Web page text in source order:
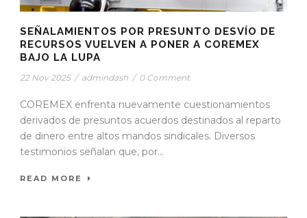
SEÑALAMIENTOS POR PRESUNTO DESVÍO DE
RECURSOS VUELVEN A PONER A COREMEX
BAJO LA LUPA
22 Nov 2025 / admindash / 0 Comment
COREMEX enfrenta nuevamente cuestionamientos
derivados de presuntos acuerdos destinados al reparto
de dinero entre altos mandos sindicales. Diversos
testimonios señalan que, por...
READ MORE